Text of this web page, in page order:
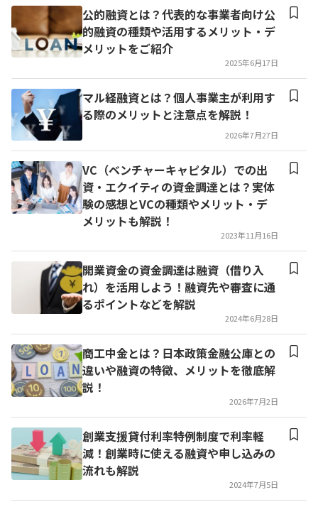
公的融資とは？代表的な事業者向け公
的融資の種類や活用するメリット・デ
メリットをご紹介
2025年6月17日
マル経融資とは？個人事業主が利用す
る際のメリットと注意点を解説！
2026年7月27日
VC（ベンチャーキャピタル）での出
資・エクイティの資金調達とは？実体
験の感想とVCの種類やメリット・デ
メリットも解説！
2023年11月16日
開業資金の資金調達は融資（借り入
れ）を活用しよう！融資先や審査に通
るポイントなどを解説
2024年6月28日
商工中金とは？日本政策金融公庫との
違いや融資の特徴、メリットを徹底解
説！
2026年7月2日
創業支援貸付利率特例制度で利率軽
減！創業時に使える融資や申し込みの
流れも解説
2024年7月5日